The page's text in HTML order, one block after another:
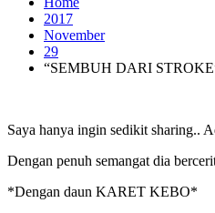
2017
November
29
“SEMBUH DARI
Saya hanya ingin sedikit sharing..
Dengan penuh semangat dia
*Dengan daun KARET KEBO*